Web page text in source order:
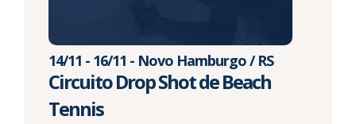
14/11 - 16/11 - Novo Hamburgo / RS
Circuito Drop Shot de Beach
Tennis